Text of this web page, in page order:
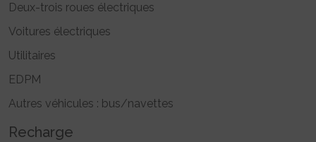
Deux-trois roues électriques
Voitures électriques
Utilitaires
EDPM
Autres véhicules : bus/navettes
Recharge